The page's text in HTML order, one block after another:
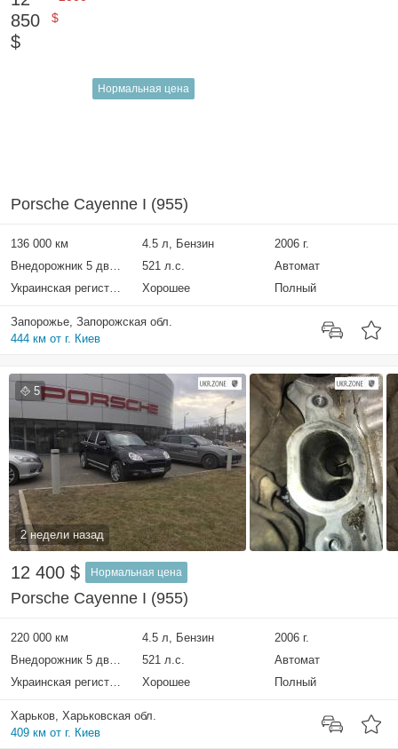
850
$
$
Нормальная цена
Porsche Cayenne I (955)
136 000 км 4.5 л, Бензин
2006 г.
Внедорожник 5 дверей
521 л.с.
Автомат
Украинская регистрация
Хорошее Полный
Запорожье, Запорожская обл.
444 км от г. Киев
5
2 недели назад
12 400 $ Нормальная цена
Porsche Cayenne I (955)
220 000 км 4.5 л, Бензин
2006 г.
Внедорожник 5 дверей
521 л.с.
Автомат
Украинская регистрация
Хорошее Полный
Харьков, Харьковская обл.
409 км от г. Киев